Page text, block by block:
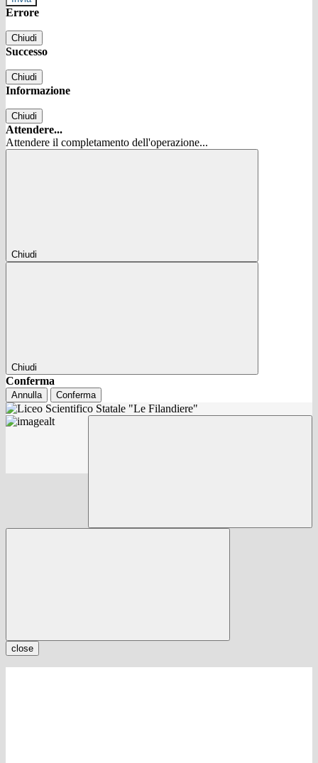
Errore
Chiudi
Successo
Chiudi
Informazione
Chiudi
Attendere...
Attendere il completamento dell'operazione...
Chiudi
Chiudi
Conferma
Annulla Conferma
close